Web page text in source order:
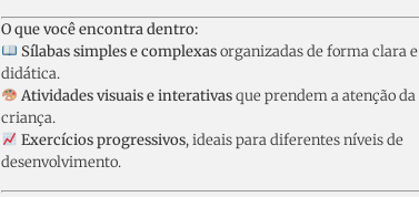
O que você encontra dentro:
Sílabas simples e complexasorganizadas de forma clara e
didática.
Atividades visuais e interativasque prendem a atenção da
criança.
Exercícios progressivos, ideais para diferentes níveis de
desenvolvimento.